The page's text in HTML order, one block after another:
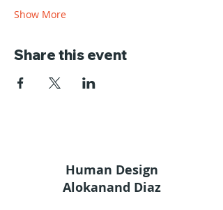
Show More
Share this event
Human Design
Alokanand Diaz